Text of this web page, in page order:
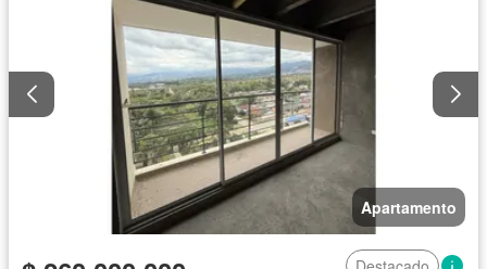
Apartamento